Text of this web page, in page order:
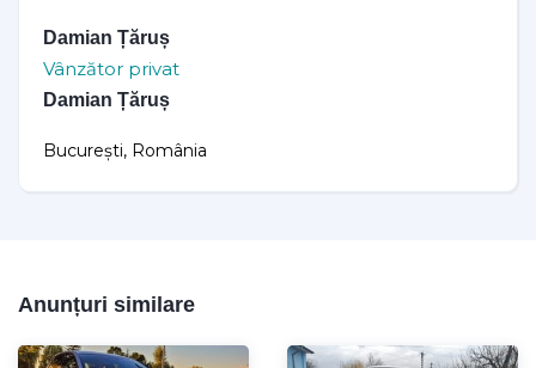
Damian Țăruș
Vânzător privat
Damian Țăruș
București, România
Anunțuri similare